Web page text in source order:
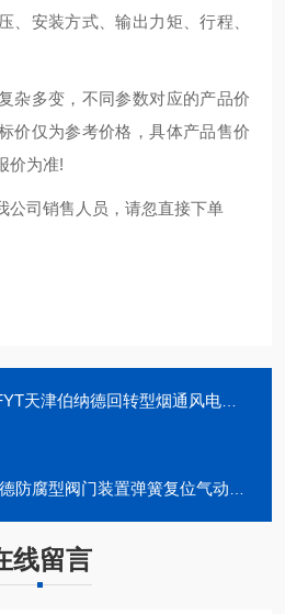
、安装方式、输出力矩、行程、
杂多变，不同参数对应的产品价
价仅为参考价格，具体产品售价
价为准!
公司销售人员，请忽直接下单
津伯纳德回转型烟通风电动执行机构控制阀
腐型阀门装置弹簧复位气动执行器
线留言